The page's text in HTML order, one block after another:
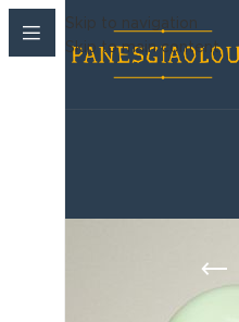
Skip to navigation
Skip to main content